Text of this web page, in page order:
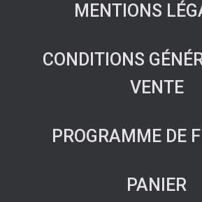
MENTIONS
CONDITIONS
VENTE
PROGRAMME DE
PANIER